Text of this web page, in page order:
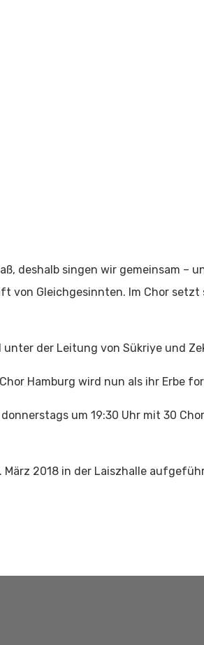
deshalb singen wir gemeinsam –
von Gleichgesinnten. Im Chor
der Leitung von Sükriye und
Hamburg wird nun als ihr Erbe
um 19:30 Uhr mit 30
2018 in der Laiszhalle